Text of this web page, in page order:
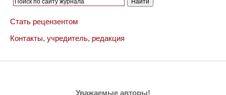
Стать рецензентом
Контакты, учредитель, редакция
Уважаемые авторы!